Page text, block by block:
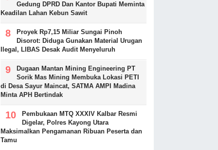
Gedung DPRD Dan Kantor Bupati Meminta
Keadilan Lahan Kebun Sawit
Proyek Rp7,15 Miliar Sungai Pinoh
Disorot: Diduga Gunakan Material Urugan
Ilegal, LIBAS Desak Audit Menyeluruh
Dugaan Mantan Mining Engineering PT
Sorik Mas Mining Membuka Lokasi PETI
di Desa Sayur Maincat, SATMA AMPI Madina
Minta APH Bertindak
Pembukaan MTQ XXXIV Kalbar Resmi
Digelar, Polres Kayong Utara
Maksimalkan Pengamanan Ribuan Peserta dan
Tamu